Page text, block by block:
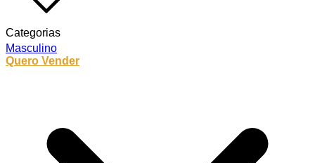
Masculino
Quero Vender
Categorias